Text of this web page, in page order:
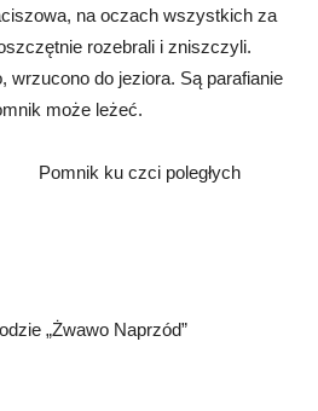
na oczach wszystkich za
rozebrali i zniszczyli.
wrzucono do jeziora. Są parafianie
może leżeć.
Pomnik ku czci poległych
„Żwawo Naprzód”